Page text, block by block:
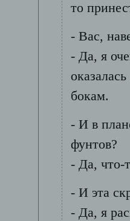
то
- Вас,
- Да, я
бокам.
- И в
фунтов?
- Да, что-
- И эта
- Да, я